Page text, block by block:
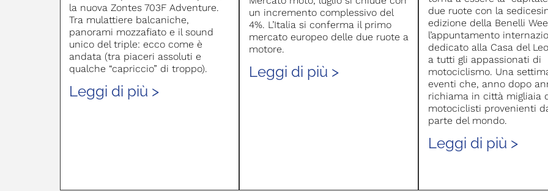
la nuova Zontes 703F Adventure.
Tra mulattiere balcaniche,
panorami mozzafiato e il sound
unico del triple: ecco come è
andata (tra piaceri assoluti e
qualche “capriccio” di troppo).
Leggi di più >
un incremento complessivo del
4%. L’Italia si conferma il primo
mercato europeo delle due ruote a
motore.
Leggi di più >
due ruote con la
edizione della Benelli
l’appuntamento
dedicato alla Casa del
a tutti gli appassionati di
motociclismo. Una
eventi che, anno dopo
richiama in città migliaia
motociclisti provenienti
parte del mondo.
Leggi di più >